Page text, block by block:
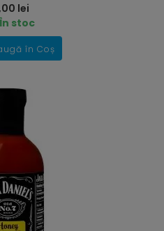
lei
În stoc
în Coș